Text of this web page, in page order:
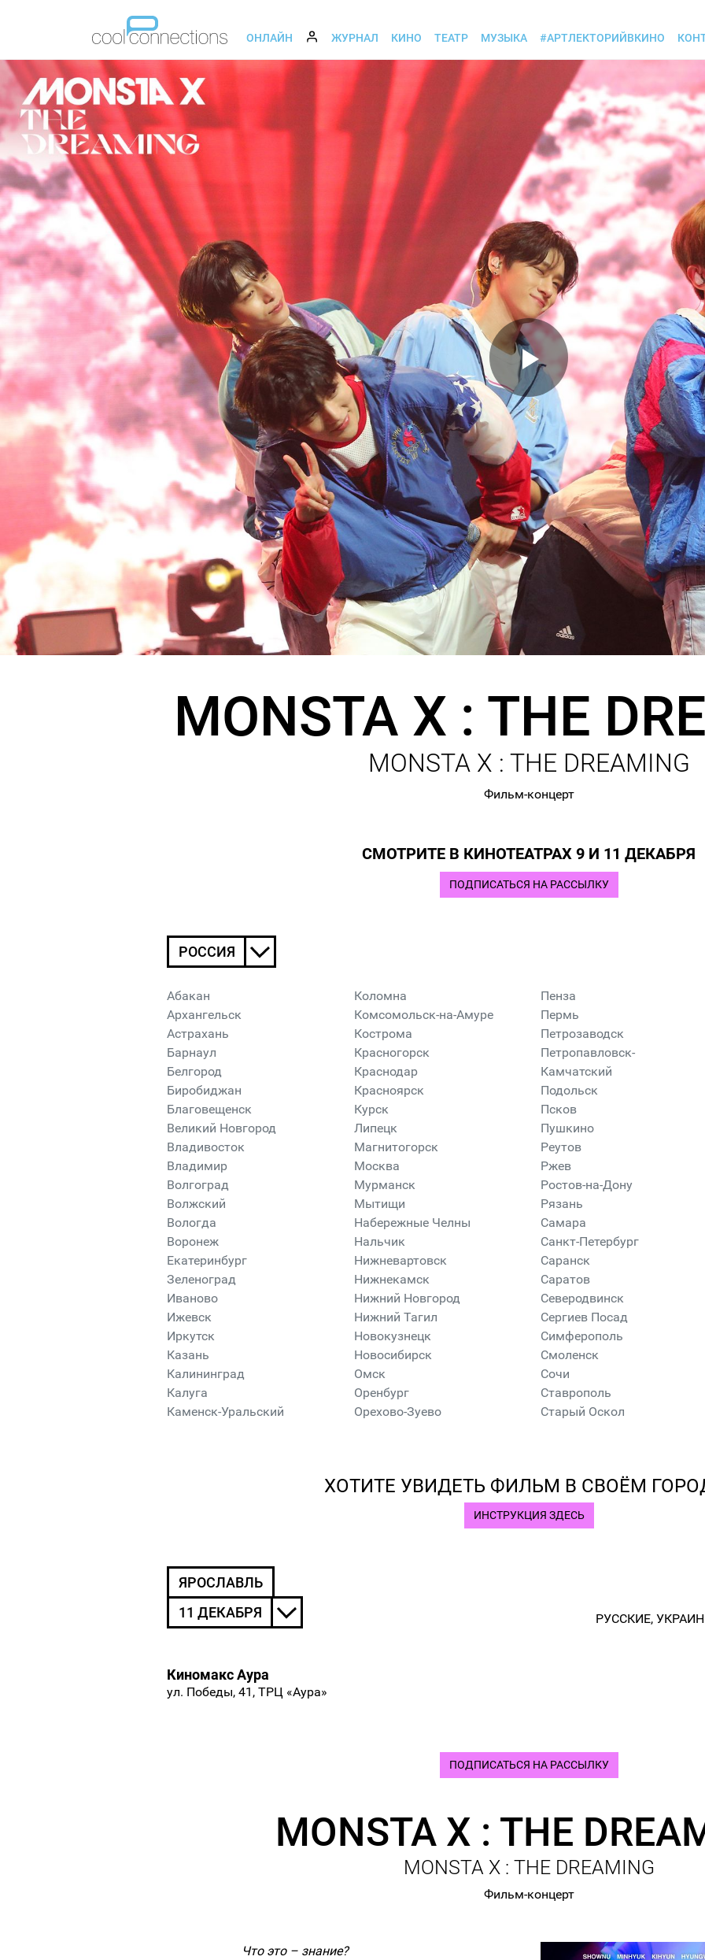
ОНЛАЙН ЖУРНАЛ КИНО ТЕАТР МУЗЫКА #АРТЛЕКТОРИЙВКИНО
MONSTA X : THE
MONSTA X : THE DREAMING
Фильм-концерт
СМОТРИТЕ В КИНОТЕАТРАХ 9 И 11 ДЕКАБРЯ
ПОДПИСАТЬСЯ НА РАССЫЛКУ
РОССИЯ
Абакан
Архангельск
Астрахань
Барнаул
Белгород
Биробиджан
Благовещенск
Великий Новгород
Владивосток
Владимир
Волгоград
Волжский
Вологда
Воронеж
Екатеринбург
Зеленоград
Иваново
Ижевск
Иркутск
Казань
Калининград
Калуга
Каменск-Уральский
Коломна
Комсомольск-на-Амуре
Кострома
Красногорск
Краснодар
Красноярск
Курск
Липецк
Магнитогорск
Москва
Мурманск
Мытищи
Набережные Челны
Нальчик
Нижневартовск
Нижнекамск
Нижний Новгород
Нижний Тагил
Новокузнецк
Новосибирск
Омск
Оренбург
Орехово-Зуево
Пенза
Пермь
Петрозаводск
Петропавловск-
Камчатский
Подольск
Псков
Пушкино
Реутов
Ржев
Ростов-на-Дону
Рязань
Самара
Санкт-Петербург
Саранск
Саратов
Северодвинск
Сергиев Посад
Симферополь
Смоленск
Сочи
Ставрополь
Старый Оскол
ХОТИТЕ УВИДЕТЬ ФИЛЬМ В СВОЁМ
ИНСТРУКЦИЯ ЗДЕСЬ
ЯРОСЛАВЛЬ
11 ДЕКАБРЯ
РУССКИЕ,
Киномакс Аура
ул. Победы, 41, ТРЦ «Аура»
ПОДПИСАТЬСЯ НА РАССЫЛКУ
MONSTA X : THE
MONSTA X : THE DREAMING
Фильм-концерт
Что это – знание?